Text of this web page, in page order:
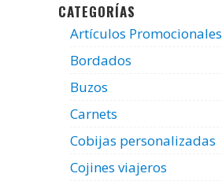
CATEGORÍAS
Artículos Promocionales
Bordados
Buzos
Carnets
Cobijas personalizadas
Cojines viajeros